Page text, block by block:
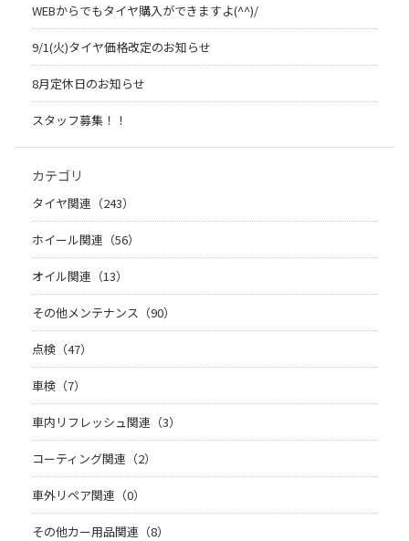
WEBからでもタイヤ購入ができますよ(^^)/
9/1(火)タイヤ価格改定のお知らせ
8月定休日のお知らせ
スタッフ募集！！
カテゴリ
タイヤ関連（243）
ホイール関連（56）
オイル関連（13）
その他メンテナンス（90）
点検（47）
車検（7）
車内リフレッシュ関連（3）
コーティング関連（2）
車外リペア関連（0）
その他カー用品関連（8）